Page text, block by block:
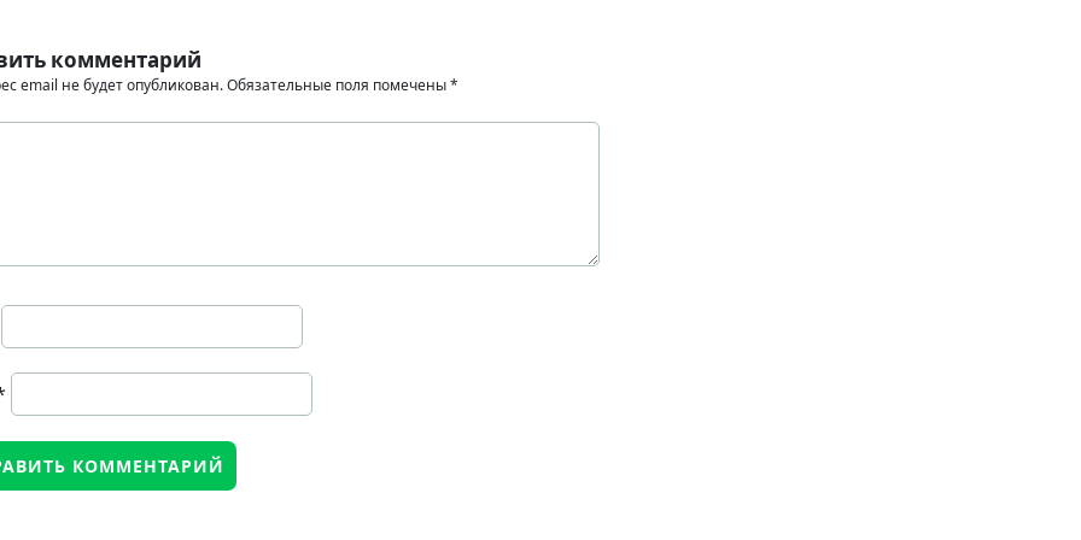
комментарий
email не будет опубликован.Обязательные поля помечены*